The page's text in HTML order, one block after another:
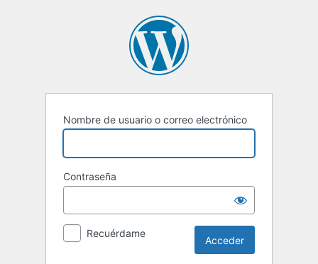
Nombre de usuario o correo electrónico
Contraseña
Recuérdame